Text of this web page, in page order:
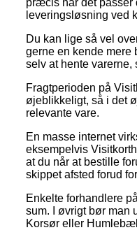
leveringsløsning ved
Du kan lige så vel
gerne en kende mere
selv at hente varerne,
Fragtperioden på
øjeblikkeligt, så i det
relevante vare.
En masse internet
eksempelvis
at du når at bestille
skippet afsted forud
Enkelte forhandlere
sum. I øvrigt bør man
Korsør eller